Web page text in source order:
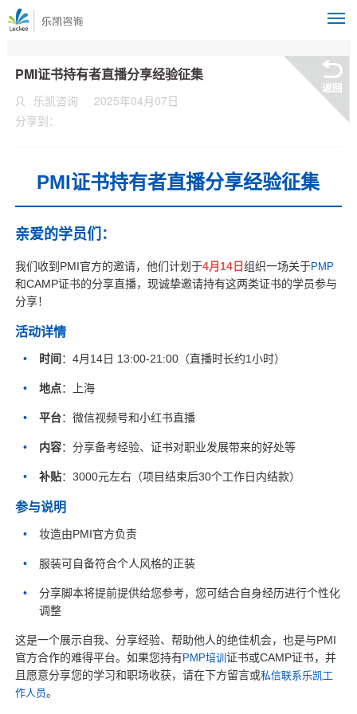
PMI证书持有者直播分享经验征集
乐凯咨询
2025年04月07日
分享到：
PMI证书持有者直播分享经验征集
亲爱的学员们：
我们收到PMI官方的邀请，他们计划于4月14日组织一场关于PMP
和CAMP证书的分享直播，现诚挚邀请持有这两类证书的学员参与
分享！
活动详情
时间 ：4月14日 13:00-21:00（直播时长约1小时）
地点：上海
平台：微信视频号和小红书直播
内容：分享备考经验、证书对职业发展带来的好处等
补贴：3000元左右（项目结束后30个工作日内结款）
参与说明
妆造由PMI官方负责
服装可自备符合个人风格的正装
分享脚本将提前提供给您参考，您可结合自身经历进行个性化
调整
这是一个展示自我、分享经验、帮助他人的绝佳机会，也是与PMI
官方合作的难得平台。如果您持有PMP培训 证书或CAMP证书，并
且愿意分享您的学习和职场收获，请在下方留言或私信联系乐凯工
作人员。